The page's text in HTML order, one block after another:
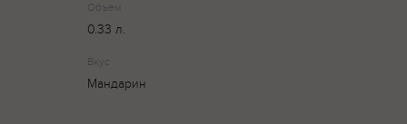
Объем
0.33 л.
Вкус
Мандарин